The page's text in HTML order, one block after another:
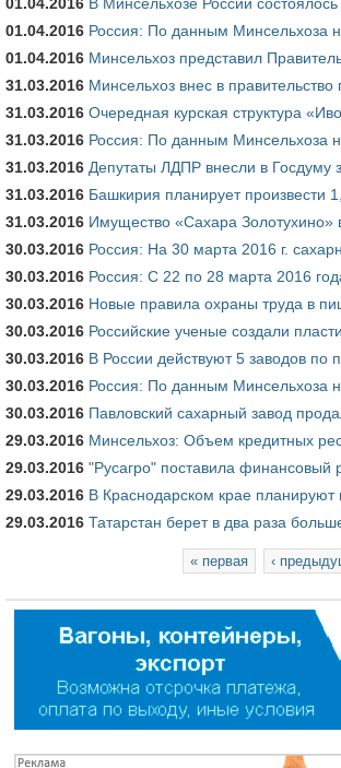
01.04.2016 Россия: По данным Минсельхоза
01.04.2016 Минсельхоз представил
31.03.2016 Минсельхоз внес в
31.03.2016 Очередная курская структура
31.03.2016 Россия: По данным Минсельхоза
31.03.2016 Депутаты ЛДПР внесли в Госдуму
31.03.2016 Башкирия планирует произвести
31.03.2016 Имущество «Сахара Золотухино»
30.03.2016 Россия: На 30 марта 2016 г.
30.03.2016 Россия: С 22 по 28 марта 2016
30.03.2016 Новые правила охраны труда в
30.03.2016 Российские ученые создали
30.03.2016 В России действуют 5 заводов по
30.03.2016 Россия: По данным Минсельхоза
30.03.2016 Павловский сахарный завод
29.03.2016 Минсельхоз: Объем кредитных
29.03.2016 "Русагро" поставила финансовый
29.03.2016 В Краснодарском крае планируют
29.03.2016 Татарстан берет в два раза
« первая ‹